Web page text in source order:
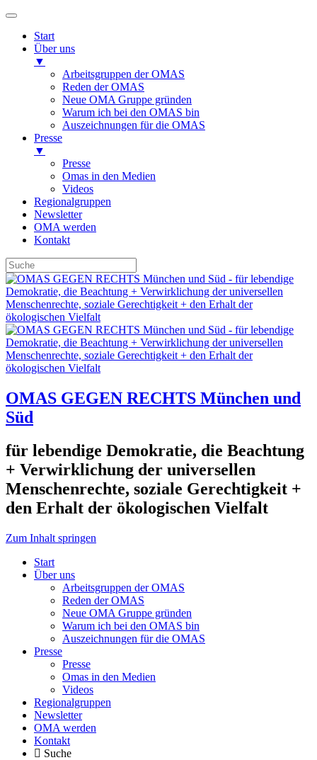
Start
Über uns
▼
Arbeitsgruppen der OMAS
Reden der OMAS
Neue OMA Gruppe gründen
Warum ich bei den OMAS bin
Auszeichnungen für die OMAS
Presse
▼
Presse
Omas in den Medien
Videos
Regionalgruppen
Newsletter
OMA werden
Kontakt
OMAS GEGEN RECHTS München und
Süd
für lebendige Demokratie, die Beachtung
+ Verwirklichung der universellen
Menschenrechte, soziale Gerechtigkeit +
den Erhalt der ökologischen Vielfalt
Zum Inhalt springen
Start
Über uns
Arbeitsgruppen der OMAS
Reden der OMAS
Neue OMA Gruppe gründen
Warum ich bei den OMAS bin
Auszeichnungen für die OMAS
Presse
Presse
Omas in den Medien
Videos
Regionalgruppen
Newsletter
OMA werden
Kontakt
Suche